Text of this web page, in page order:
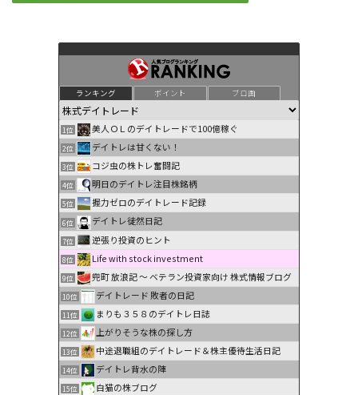
ランキング ポイント ブロ画
1位 美人ＯＬのデイトレードで100億稼ぐ
2位 デイトレは甘くない！
3位 コジ虫の株トレ奮闘記
4位 明日のデイトレ注目株銘柄
5位 握力ゼロのデイトレード記録
6位 デイトレ徒然日記
7位 逆張り投資のヒント
8位 Life with stock investment
9位 兜町 放浪記 〜 ベテラン投資家向け 株式情報ブログ
10位 デイトレード 敗者の日記
11位 まりも３５８のデイトレ日誌
12位 上がりそうな株の探し方
13位 中途退職組のデイトレード＆株主優待生活日記
14位 デイトレ背水の陣
15位
白猫の株ブログ